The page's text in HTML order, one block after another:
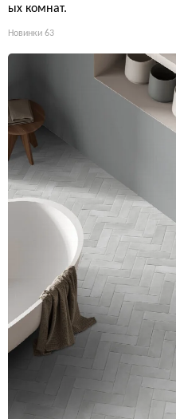
ых комнат.
Новинки 63